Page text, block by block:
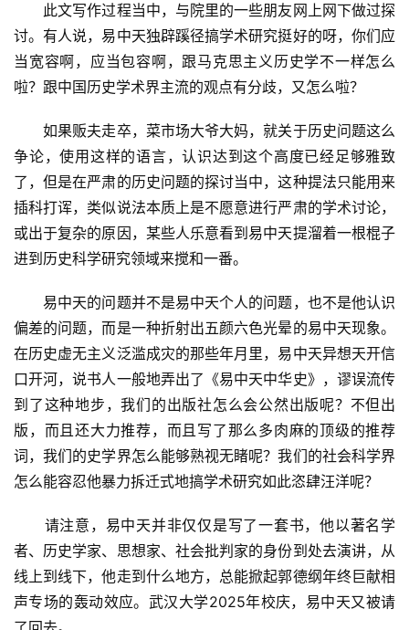
此文写作过程当中，与院里的一些朋友网上网下做过探
讨。有人说，易中天独辟蹊径搞学术研究挺好的呀，你们应
当宽容啊，应当包容啊，跟马克思主义历史学不一样怎么
啦？跟中国历史学术界主流的观点有分歧，又怎么啦？
如果贩夫走卒，菜市场大爷大妈，就关于历史问题这么
争论，使用这样的语言，认识达到这个高度已经足够雅致
了，但是在严肃的历史问题的探讨当中，这种提法只能用来
插科打诨，类似说法本质上是不愿意进行严肃的学术讨论，
或出于复杂的原因，某些人乐意看到易中天提溜着一根棍子
进到历史科学研究领域来搅和一番。
易中天的问题并不是易中天个人的问题，也不是他认识
偏差的问题，而是一种折射出五颜六色光晕的易中天现象。
在历史虚无主义泛滥成灾的那些年月里，易中天异想天开信
口开河，说书人一般地弄出了《易中天中华史》，谬误流传
到了这种地步，我们的出版社怎么会公然出版呢？不但出
版，而且还大力推荐，而且写了那么多肉麻的顶级的推荐
词，我们的史学界怎么能够熟视无睹呢？我们的社会科学界
怎么能容忍他暴力拆迁式地搞学术研究如此恣肆汪洋呢？
请注意，易中天并非仅仅是写了一套书，他以著名学
者、历史学家、思想家、社会批判家的身份到处去演讲，从
线上到线下，他走到什么地方，总能掀起郭德纲年终巨献相
声专场的轰动效应。武汉大学2025年校庆，易中天又被请